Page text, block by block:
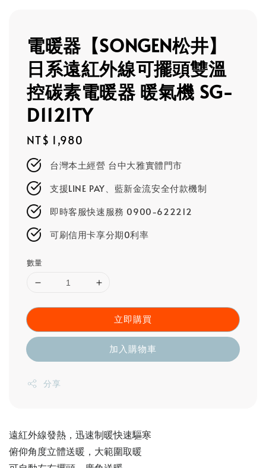
電暖器【SONGEN松井】
日系遠紅外線可擺頭雙溫
控碳素電暖器 暖氣機 SG-
D1121TY
Regular
price
NT$ 1,980
台灣本土經營 台中大雅實體門市
支援LINE PAY、藍新金流安全付款機制
即時客服快速服務 0900-622212
可刷信用卡享分期0利率
數量
立即購買
加入購物車
分享
遠紅外線發熱，迅速制暖快速驅寒
俯仰角度立體送暖，大範圍取暖